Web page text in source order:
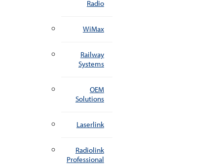
Radio
WiMax
Railway
Systems
OEM
Solutions
Laserlink
Radiolink
Professional